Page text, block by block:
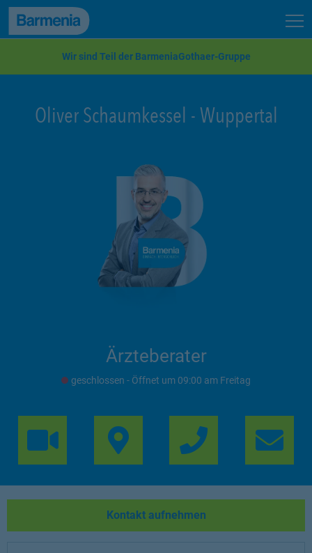
zum Seiteninhalt
Back to top
Wir sind Teil der BarmeniaGothaer-Gruppe
Oliver Schaumkessel -Wuppertal
Ärzteberater
geschlossen - Öffnet um 09:00 Freitag
Link Opens in
Kontakt aufnehmen